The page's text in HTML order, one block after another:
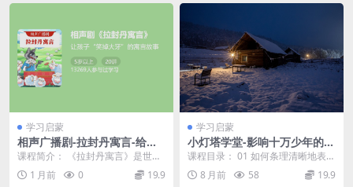
│ │ ├─ 24.On.mp4 [223.27MB]
│ │ ├─ 25.ABC.mp4 [60.86MB]
│ │ ├─ 26.The Cat Sat on the Mat.mp4
│ ├─
│ │ ├─ 01.Wish.mp4 [70.25MB]
│ │ ├─ 02.Snowman.mp4 [99.34MB]
学习启蒙
相声广播剧-拉封丹寓言-给孩
子的 20 条人生智慧
课程简介： 《拉封丹寓言》是世界
三大寓言之一！作者拉封丹被誉为
“法国的荷马”。...
1 月前 0 19.9
学习启蒙
小灯塔学堂-影响十万少年的人
际沟通课—进阶版(让孩子轻松
课程目录： 01 如何条理清晰地表达
观点.mp4 02. 如何清提出自己的不
同观...8 月前 58 19.9